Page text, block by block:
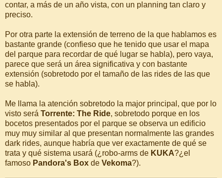
contar, a más de un año vista, con un planning tan claro y
preciso.
Por otra parte la extensión de terreno de la que hablamos es
bastante grande (confieso que he tenido que usar el mapa
del parque para recordar de qué lugar se habla), pero vaya,
parece que será un área significativa y con bastante
extensión (sobretodo por el tamaño de las rides de las que
se habla).
Me llama la atención sobretodo la major principal, que por lo
visto será Torrente: The Ride, sobretodo porque en los
bocetos presentados por el parque se observa un edificio
muy muy similar al que presentan normalmente las grandes
dark rides, aunque habría que ver exactamente de qué se
trata y qué sistema usará (¿robo-arms de KUKA?¿el
famoso Pandora's Box de Vekoma?).